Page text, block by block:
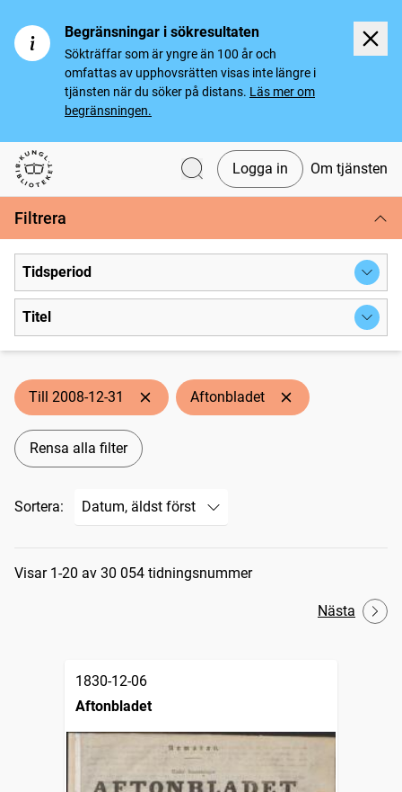
Begränsningar i sökresultaten
Sökträffar som är yngre än 100 år och
omfattas av upphovsrätten visas inte längre i
tjänsten när du söker på distans. Läs mer om
begränsningen.
Svenska tidningar
Logga in Om tjänsten
Filtrera
Tidsperiod
Titel
Till 2008-12-31 Aftonbladet
Rensa alla filter
Sortera:
Sökresultat
Visar 1-20 av 30 054 tidningsnummer
Nästa
1830-12-06
Aftonbladet